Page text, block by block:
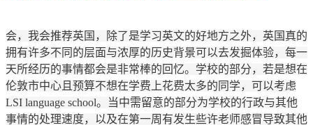
会，我会推荐英国，除了是学习英文的好地方之外，英国真的
拥有许多不同的层面与浓厚的历史背景可以去发掘体验，每一
天所经历的事情都会是非常棒的回忆。学校的部分，若是想在
伦敦市中心且预算不想在学费上花费太多的同学，可以考虑
LSI language school。当中需留意的部分为学校的行政与其他
事情的处理速度，以及在第一周有发生些许老师感冒导致其他